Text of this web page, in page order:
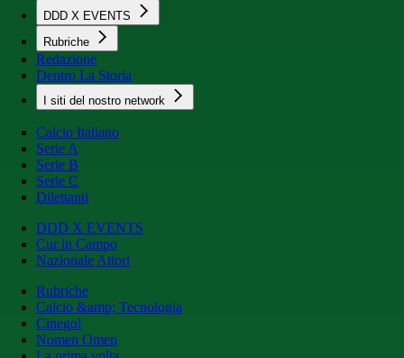
DDD X EVENTS
Rubriche
Redazione
Dentro La Storia
I siti del nostro network
Calcio Italiano
Serie A
Serie B
Serie C
Dilettanti
DDD X EVENTS
Cur in Campo
Nazionale Attori
Rubriche
Calcio &amp; Tecnologia
Cinegol
Nomen Omen